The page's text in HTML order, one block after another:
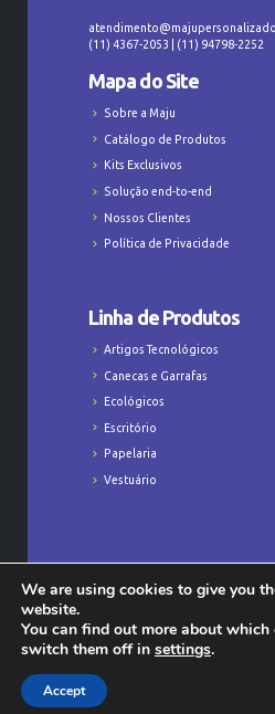
(11) 4367-2053 | (11) 94798-2252
Mapa do Site
Sobre a Maju
Catálogo de Produtos
Kits Exclusivos
Solução end-to-end
Nossos Clientes
Política de Privacidade
Linha de Produtos
Artigos Tecnológicos
Canecas e Garrafas
Ecológicos
Escritório
Papelaria
Vestuário
Todos os Direitos Reservados
We are using cookies to give you
website.
You can find out more about
switch them off in settings.
Accept